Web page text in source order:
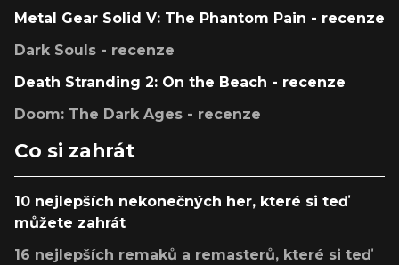
Metal Gear Solid V: The Phantom Pain - recenze
Dark Souls - recenze
Death Stranding 2: On the Beach - recenze
Doom: The Dark Ages - recenze
Co si zahrát
10 nejlepších nekonečných her, které si teď
můžete zahrát
16 nejlepších remaků a remasterů, které si teď